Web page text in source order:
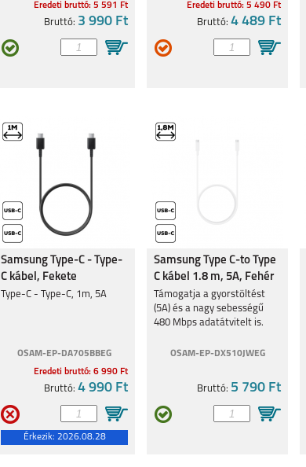
Eredeti bruttó: 5 591 Ft
Bruttó: 3 990 Ft
Eredeti bruttó: 5 490 Ft
Bruttó: 4 489 Ft
Samsung Type-C - Type-
C kábel, Fekete
Type-C - Type-C, 1m, 5A
OSAM-EP-DA705BBEG
Eredeti bruttó: 6 990 Ft
Bruttó: 4 990 Ft
Érkezik: 2026.08.28
Samsung Type C-to Type
C kábel 1.8 m, 5A, Fehér
Támogatja a gyorstöltést
(5A) és a nagy sebességű
480 Mbps adatátvitelt is.
OSAM-EP-DX510JWEG
Bruttó: 5 790 Ft